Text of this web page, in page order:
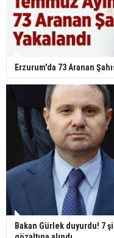
Erzurum'da 73 Aranan
Bakan Gürlek duyurdu! 7